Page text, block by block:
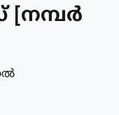
[നമ്പര്‍